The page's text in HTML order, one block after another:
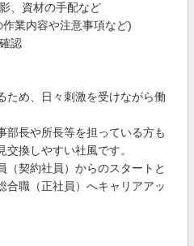
、資材の手配など
業内容や注意事項など)
認
ため、日々刺激を受けながら働
部長や所長等を担っている方も
換しやすい社風です。
（契約社員）からのスタートと
合職（正社員）へキャリアアッ